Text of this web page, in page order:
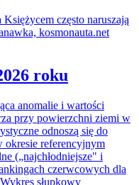
roku